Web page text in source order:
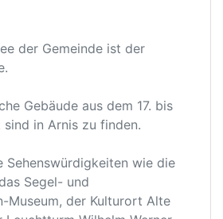
der Gemeinde ist der
Gebäude aus dem 17. bis
sind in Arnis zu finden.
Sehenswürdigkeiten wie die
Segel- und
Museum, der Kulturort Alte